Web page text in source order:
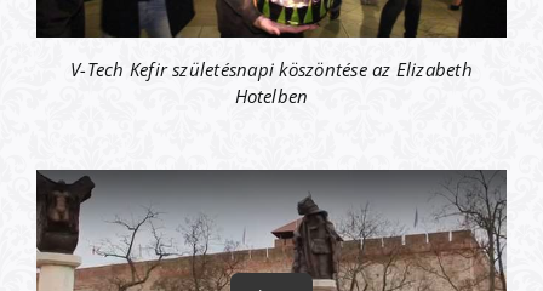
V-Tech Kefir születésnapi köszöntése az Elizabeth
Hotelben